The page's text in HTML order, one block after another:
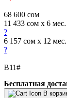
68 600 сом
11 433 сом x 6
?
6 157 сом x 12 мес.
?
В11#
Бесплатная
В